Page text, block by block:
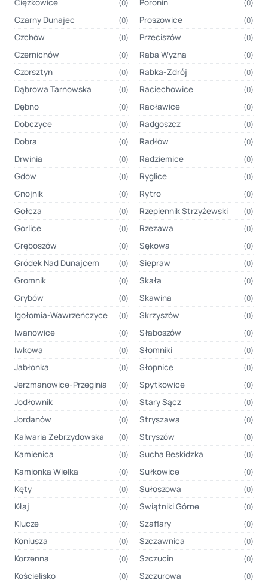
Ciężkowice (0)
Czarny Dunajec (0)
Czchów (0)
Czernichów (0)
Czorsztyn (0)
Dąbrowa Tarnowska (0)
Dębno (0)
Dobczyce (0)
Dobra (0)
Drwinia (0)
Gdów (0)
Gnojnik (0)
Gołcza (0)
Gorlice (0)
Gręboszów (0)
Gródek Nad Dunajcem (0)
Gromnik (0)
Grybów (0)
Igołomia-Wawrzeńczyce (0)
Iwanowice (0)
Iwkowa (0)
Jabłonka (0)
Jerzmanowice-Przeginia (0)
Jodłownik (0)
Jordanów (0)
Kalwaria Zebrzydowska (0)
Kamienica (0)
Kamionka Wielka (0)
Kęty (0)
Kłaj (0)
Klucze (0)
Koniusza (0)
Korzenna (0)
Kościelisko (0)
Poronin (0)
Proszowice (0)
Przeciszów (0)
Raba Wyżna (0)
Rabka-Zdrój (0)
Raciechowice (0)
Racławice (0)
Radgoszcz (0)
Radłów (0)
Radziemice (0)
Ryglice (0)
Rytro (0)
Rzepiennik Strzyżewski (0)
Rzezawa (0)
Sękowa (0)
Siepraw (0)
Skała (0)
Skawina (0)
Skrzyszów (0)
Słaboszów (0)
Słomniki (0)
Słopnice (0)
Spytkowice (0)
Stary Sącz (0)
Stryszawa (0)
Stryszów (0)
Sucha Beskidzka (0)
Sułkowice (0)
Sułoszowa (0)
Świątniki Górne (0)
Szaflary (0)
Szczawnica (0)
Szczucin (0)
Szczurowa (0)